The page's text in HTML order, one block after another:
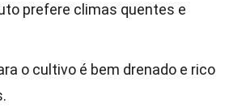
prefere climas quentes e
o cultivo é bem drenado e rico